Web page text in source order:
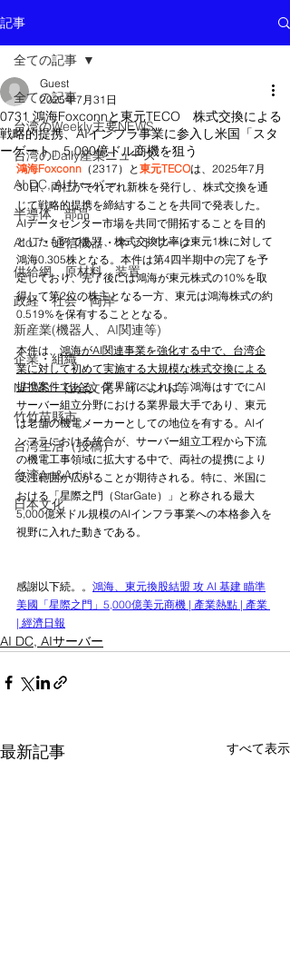
記事
全ての記事
台湾のWeekly主要NEWS
台湾のDaily産業ニュース
AI DC, AIサーバー
半導体 部品
AIoT・通信機器・ネットワーク
供給網 原材料 装置
政経・社会・両岸
新産業(機器人、AI関連等)
企業・組織
NEWS・社会文化・イベント等
竹竹苗縣市
台湾生活（投稿）
台湾Art&Artist
日本文化
全ての記事
0731 鴻海Foxconnと東元TECO 株式交換による
戦略的提携、AIインフラ事業に参入し米国「スタ
ーゲート」5,000億ドル商機を狙う
Guest
2025年7月31日
鴻海Foxconn （2317）と東元TECOは、2025年7月
30日、両社がそれぞれ新株を発行し、株式交換を通
じて戦略的提携を締結することを共同で発表した。
AIデータセンター市場を共同で開拓することを目的
としたものであり、株式交換比率は東元1株に対して
鴻海0.305株となる。本件は第4四半期中の完了を予
定しており、完了後には鴻海が東元株式の10%を取
得して第2位の株主となる一方、東元は鴻海株式の約
0.519%を保有することとなる。
本件は、鴻海がAI関連事業を強化する中で、台湾企
業に対して初めて実施する大規模な株式交換による
提携案件である。業界筋によれば、鴻海はすでにAI
サーバー組立分野における業界最大手であり、東元
は老舗の機電メーカーとしての地位を有する。AIイ
ンフラにおける統合が、サーバー組立工程から下流
の機電工事領域に拡大する中で、両社の提携により
受注範囲が広がることが期待される。特に、米国に
おける「星際之門（StarGate）」と称される最大
5,000億米ドル規模のAIインフラ事業への本格参入を
視野に入れた動きである。
感謝以下続。。 鴻海、東元換股結盟 攻 AI 基建 瞄準
美國「星際之門」5,000億美元商機 | 產業熱點 | 產業
| 經濟日報
AI DC, AIサーバー
最新記事 すべて表示